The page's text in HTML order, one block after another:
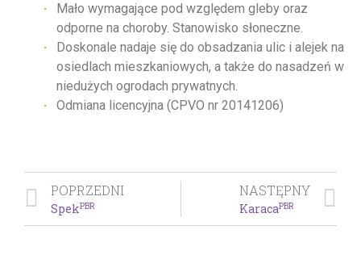
Mało wymagające pod względem gleby oraz
odporne na choroby. Stanowisko słoneczne.
Doskonale nadaje się do obsadzania ulic i alejek na
osiedlach mieszkaniowych, a także do nasadzeń w
niedużych ogrodach prywatnych.
Odmiana licencyjna (CPVO nr 20141206)
NASTĘPNY
KaracaPBR
POPRZEDNI
SpekPBR